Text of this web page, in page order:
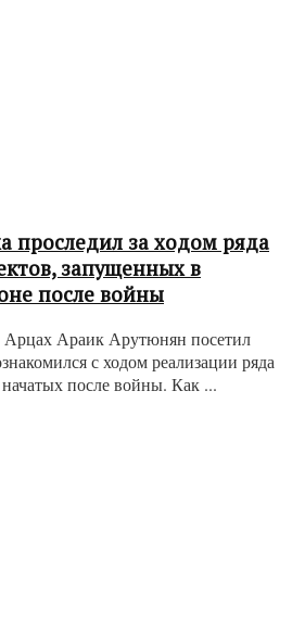
проследил за ходом ряда
запущенных в
после войны
Арцах Араик Арутюнян посетил
с ходом реализации ряда
после войны. Как ...